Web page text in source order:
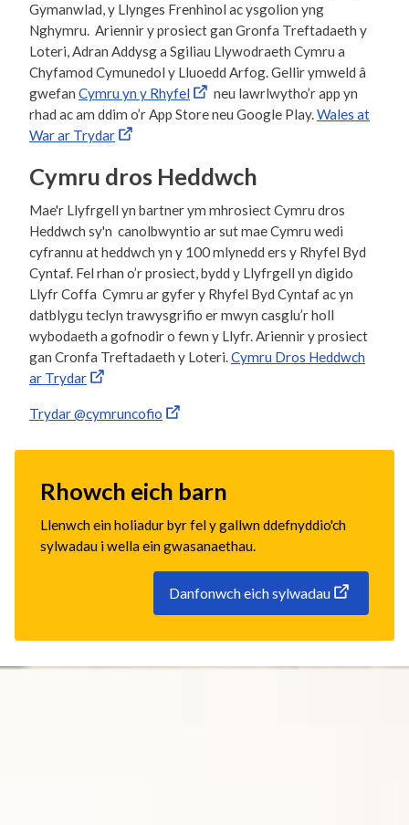
Gymanwlad, y Llynges Frenhinol ac ysgolion yng
Nghymru. Ariennir y prosiect gan Gronfa Treftadaeth y
Loteri, Adran Addysg a Sgiliau Llywodraeth Cymru a
Chyfamod Cymunedol y Lluoedd Arfog. Gellir ymweld â
gwefan Cymru yn y Rhyfel
neu lawrlwytho’r app yn
rhad ac am ddim o’r App Store neu Google Play.Wales at
War ar Trydar
Cymru dros Heddwch
Mae'r Llyfrgell yn bartner ym mhrosiect Cymru dros
Heddwch sy'n canolbwyntio ar sut mae Cymru wedi
cyfrannu at heddwch yn y 100 mlynedd ers y Rhyfel Byd
Cyntaf. Fel rhan o’r prosiect, bydd y Llyfrgell yn digido
Llyfr Coffa Cymru ar gyfer y Rhyfel Byd Cyntaf ac yn
datblygu teclyn trawysgrifio er mwyn casglu’r holl
wybodaeth a gofnodir o fewn y Llyfr. Ariennir y prosiect
gan Cronfa Treftadaeth y Loteri.Cymru Dros Heddwch
ar Trydar
Trydar @cymruncofio
Rhowch eich barn
Llenwch ein holiadur byr fel y gallwn ddefnyddio'ch
sylwadau i wella ein gwasanaethau.
Danfonwch eich sylwadau